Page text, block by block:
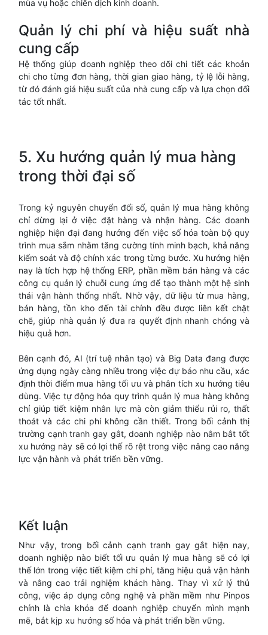
mùa vụ hoặc chiến dịch kinh doanh.
Quản lý chi phí và hiệu suất nhà
cung cấp
Hệ thống giúp doanh nghiệp theo dõi chi tiết các khoản
chi cho từng đơn hàng, thời gian giao hàng, tỷ lệ lỗi hàng,
từ đó đánh giá hiệu suất của nhà cung cấp và lựa chọn đối
tác tốt nhất.
5. Xu hướng quản lý mua hàng
trong thời đại số
Trong kỷ nguyên chuyển đổi số, quản lý mua hàng không
chỉ dừng lại ở việc đặt hàng và nhận hàng. Các doanh
nghiệp hiện đại đang hướng đến việc số hóa toàn bộ quy
trình mua sắm nhằm tăng cường tính minh bạch, khả năng
kiểm soát và độ chính xác trong từng bước. Xu hướng hiện
nay là tích hợp hệ thống ERP, phần mềm bán hàng và các
công cụ quản lý chuỗi cung ứng để tạo thành một hệ sinh
thái vận hành thống nhất. Nhờ vậy, dữ liệu từ mua hàng,
bán hàng, tồn kho đến tài chính đều được liên kết chặt
chẽ, giúp nhà quản lý đưa ra quyết định nhanh chóng và
hiệu quả hơn.
Bên cạnh đó, AI (trí tuệ nhân tạo) và Big Data đang được
ứng dụng ngày càng nhiều trong việc dự báo nhu cầu, xác
định thời điểm mua hàng tối ưu và phân tích xu hướng tiêu
dùng. Việc tự động hóa quy trình quản lý mua hàng không
chỉ giúp tiết kiệm nhân lực mà còn giảm thiểu rủi ro, thất
thoát và các chi phí không cần thiết. Trong bối cảnh thị
trường cạnh tranh gay gắt, doanh nghiệp nào nắm bắt tốt
xu hướng này sẽ có lợi thế rõ rệt trong việc nâng cao năng
lực vận hành và phát triển bền vững.
Kết luận
Như vậy, trong bối cảnh cạnh tranh gay gắt hiện nay,
doanh nghiệp nào biết tối ưu quản lý mua hàng sẽ có lợi
thế lớn trong việc tiết kiệm chi phí, tăng hiệu quả vận hành
và nâng cao trải nghiệm khách hàng. Thay vì xử lý thủ
công, việc áp dụng công nghệ và phần mềm như Pinpos
chính là chìa khóa để doanh nghiệp chuyển mình mạnh
mẽ, bắt kịp xu hướng số hóa và phát triển bền vững.